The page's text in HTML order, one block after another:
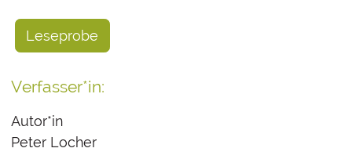
Leseprobe
Verfasser*in:
Autor*in
Peter Locher